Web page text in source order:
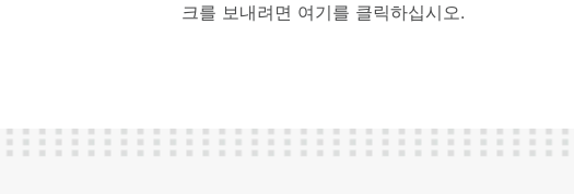
크를 보내려면 여기를 클릭하십시오.